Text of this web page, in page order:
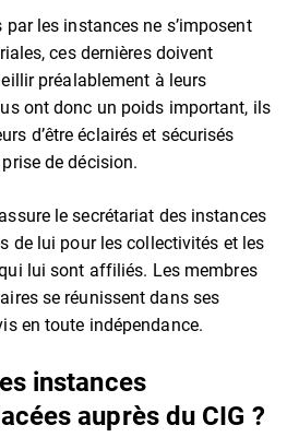
les instances ne s’imposent
ces dernières doivent
préalablement à leurs
ont donc un poids important, ils
d’être éclairés et sécurisés
de décision.
le secrétariat des instances
de lui pour les collectivités et les
lui sont affiliés. Les membres
se réunissent dans ses
en toute indépendance.
instances
auprès du CIG ?